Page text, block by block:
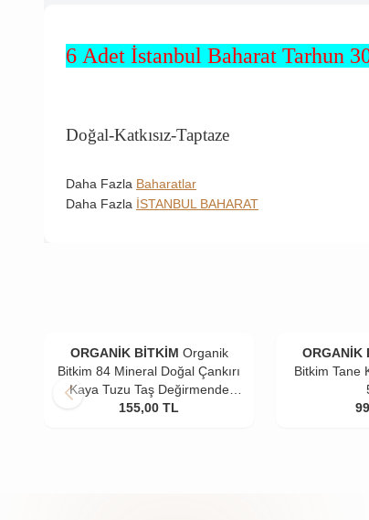
6 Adet İstanbul Baharat Tarhun
Doğal-Katkısız-Taptaze
Daha Fazla Baharatlar
Daha Fazla İSTANBUL BAHARAT
ORGANİK BİTKİM Organik
Bitkim 84 Mineral Doğal Çankırı
Kaya Tuzu Taş Değirmende
Öğütülmüş 4 x 500 gr
155,00 TL
ORGANİK
Bitkim Tane